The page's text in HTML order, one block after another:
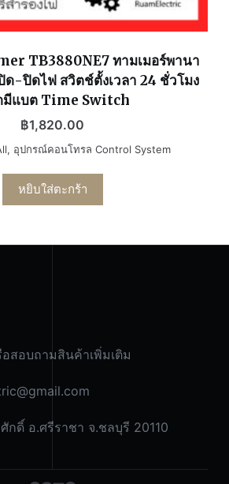
TB3880NE7 ทามเมอร์พานา
ด-ปิดไฟ สวิตช์ตั้งเวลา 24 ชั่วโมง
แบต Time Switch
฿1,820.00
, อุปกรณ์คอนโทรล Control System
หยิบใส่ตะกร้า
สอบถามสินค้าเพิ่มเติม
กดิ์ อ.ศรีราชา จ.ชลบุรี 20110